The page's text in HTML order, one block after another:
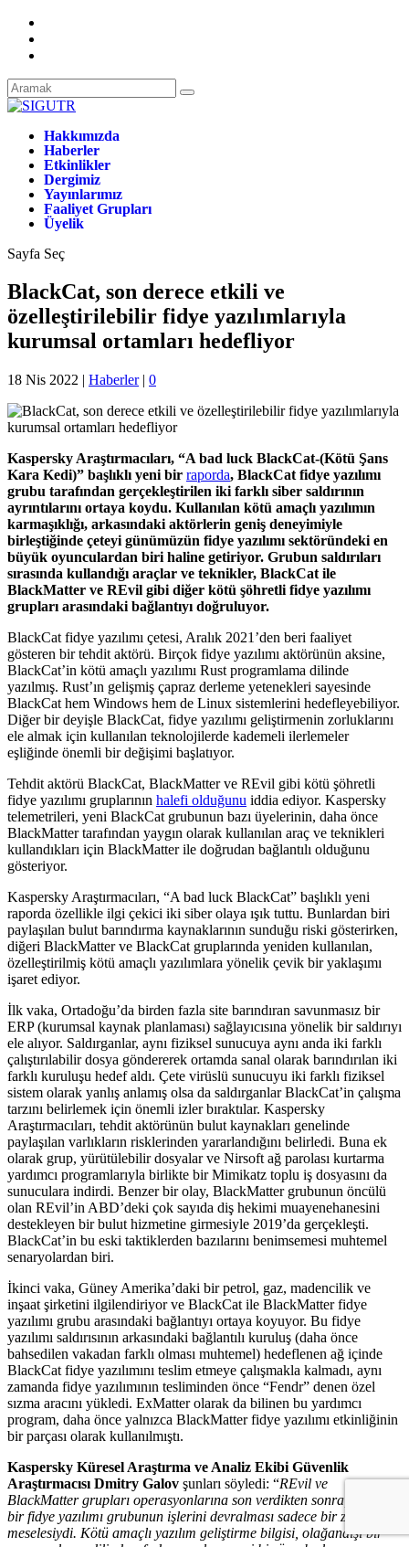
Hakkımızda
Haberler
Etkinlikler
Dergimiz
Yayınlarımız
Faaliyet Grupları
Üyelik
Sayfa Seç
BlackCat, son derece etkili ve
özelleştirilebilir fidye yazılımlarıyla
kurumsal ortamları hedefliyor
18 Nis 2022 | Haberler| 0
Kaspersky Araştırmacıları, “A bad luck BlackCat-(Kötü Şans
Kara Kedi)” başlıklı yeni bir raporda, BlackCat fidye yazılımı
grubu tarafından gerçekleştirilen iki farklı siber saldırının
ayrıntılarını ortaya koydu. Kullanılan kötü amaçlı yazılımın
karmaşıklığı, arkasındaki aktörlerin geniş deneyimiyle
birleştiğinde çeteyi günümüzün fidye yazılımı sektöründeki en
büyük oyunculardan biri haline getiriyor. Grubun saldırıları
sırasında kullandığı araçlar ve teknikler, BlackCat ile
BlackMatter ve REvil gibi diğer kötü şöhretli fidye yazılımı
grupları arasındaki bağlantıyı doğruluyor.
BlackCat fidye yazılımı çetesi, Aralık 2021’den beri faaliyet
gösteren bir tehdit aktörü. Birçok fidye yazılımı aktörünün aksine,
BlackCat’in kötü amaçlı yazılımı Rust programlama dilinde
yazılmış. Rust’ın gelişmiş çapraz derleme yetenekleri sayesinde
BlackCat hem Windows hem de Linux sistemlerini hedefleyebiliyor.
Diğer bir deyişle BlackCat, fidye yazılımı geliştirmenin zorluklarını
ele almak için kullanılan teknolojilerde kademeli ilerlemeler
eşliğinde önemli bir değişimi başlatıyor.
Tehdit aktörü BlackCat, BlackMatter ve REvil gibi kötü şöhretli
fidye yazılımı gruplarının halefi olduğunu iddia ediyor. Kaspersky
telemetrileri, yeni BlackCat grubunun bazı üyelerinin, daha önce
BlackMatter tarafından yaygın olarak kullanılan araç ve teknikleri
kullandıkları için BlackMatter ile doğrudan bağlantılı olduğunu
gösteriyor.
Kaspersky Araştırmacıları, “A bad luck BlackCat” başlıklı yeni
raporda özellikle ilgi çekici iki siber olaya ışık tuttu. Bunlardan biri
paylaşılan bulut barındırma kaynaklarının sunduğu riski gösterirken,
diğeri BlackMatter ve BlackCat gruplarında yeniden kullanılan,
özelleştirilmiş kötü amaçlı yazılımlara yönelik çevik bir yaklaşımı
işaret ediyor.
İlk vaka, Ortadoğu’da birden fazla site barındıran savunmasız bir
ERP (kurumsal kaynak planlaması) sağlayıcısına yönelik bir saldırıyı
ele alıyor. Saldırganlar, aynı fiziksel sunucuya aynı anda iki farklı
çalıştırılabilir dosya göndererek ortamda sanal olarak barındırılan iki
farklı kuruluşu hedef aldı. Çete virüslü sunucuyu iki farklı fiziksel
sistem olarak yanlış anlamış olsa da saldırganlar BlackCat’in çalışma
tarzını belirlemek için önemli izler bıraktılar. Kaspersky
Araştırmacıları, tehdit aktörünün bulut kaynakları genelinde
paylaşılan varlıkların risklerinden yararlandığını belirledi. Buna ek
olarak grup, yürütülebilir dosyalar ve Nirsoft ağ parolası kurtarma
yardımcı programlarıyla birlikte bir Mimikatz toplu iş dosyasını da
sunuculara indirdi. Benzer bir olay, BlackMatter grubunun öncülü
olan REvil’in ABD’deki çok sayıda diş hekimi muayenehanesini
destekleyen bir bulut hizmetine girmesiyle 2019’da gerçekleşti.
BlackCat’in bu eski taktiklerden bazılarını benimsemesi muhtemel
senaryolardan biri.
İkinci vaka, Güney Amerika’daki bir petrol, gaz, madencilik ve
inşaat şirketini ilgilendiriyor ve BlackCat ile BlackMatter fidye
yazılımı grubu arasındaki bağlantıyı ortaya koyuyor. Bu fidye
yazılımı saldırısının arkasındaki bağlantılı kuruluş (daha önce
bahsedilen vakadan farklı olması muhtemel) hedeflenen ağ içinde
BlackCat fidye yazılımını teslim etmeye çalışmakla kalmadı, aynı
zamanda fidye yazılımının tesliminden önce “Fendr” denen özel
sızma aracını yükledi. ExMatter olarak da bilinen bu yardımcı
program, daha önce yalnızca BlackMatter fidye yazılımı etkinliğinin
bir parçası olarak kullanılmıştı.
Kaspersky Küresel Araştırma ve Analiz Ekibi Güvenlik
Araştırmacısı Dmitry Galov şunları söyledi: “REvil ve
BlackMatter grupları operasyonlarına son verdikten sonra, başka
bir fidye yazılımı grubunun işlerini devralması sadece bir zaman
meselesiydi. Kötü amaçlı yazılım geliştirme bilgisi, olağandışı bir